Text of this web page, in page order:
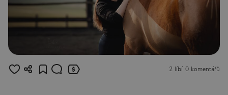
2 líbí 0 komentářů